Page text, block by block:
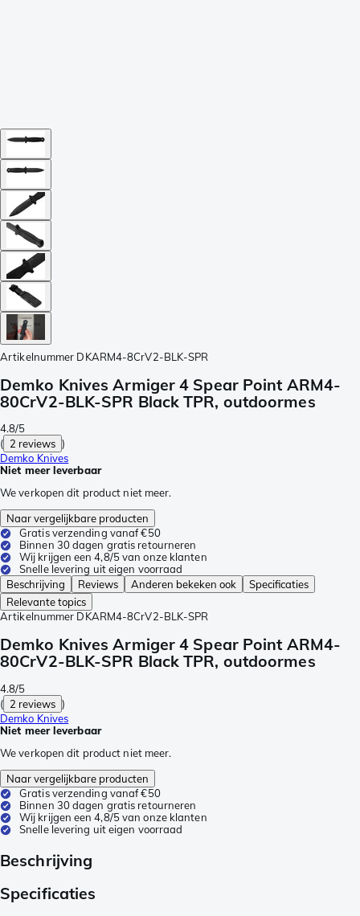
Artikelnummer DKARM4-8CrV2-BLK-SPR
Demko Knives Armiger 4 Spear Point ARM4-
80CrV2-BLK-SPR Black TPR, outdoormes
4.8/5
( 2 reviews )
Demko Knives
Niet meer leverbaar
We verkopen dit product niet meer.
Naar vergelijkbare producten
Gratis verzending vanaf €50
Binnen 30 dagen gratis retourneren
Wij krijgen een 4,8/5 van onze klanten
Snelle levering uit eigen voorraad
Beschrijving
Reviews Anderen bekeken ook
Specificaties
Relevante topics
Artikelnummer DKARM4-8CrV2-BLK-SPR
Demko Knives Armiger 4 Spear Point ARM4-
80CrV2-BLK-SPR Black TPR, outdoormes
4.8/5
( 2 reviews )
Demko Knives
Niet meer leverbaar
We verkopen dit product niet meer.
Naar vergelijkbare producten
Gratis verzending vanaf €50
Binnen 30 dagen gratis retourneren
Wij krijgen een 4,8/5 van onze klanten
Snelle levering uit eigen voorraad
Beschrijving
Specificaties